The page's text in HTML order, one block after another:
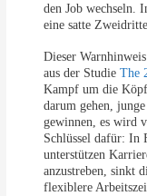
den Job wechseln.
eine satte
Dieser
aus der StudieThe
Kampf um die
darum gehen,
gewinnen, es wird
Schlüssel dafür: In
unterstützen
anzustreben, sinkt
flexiblere